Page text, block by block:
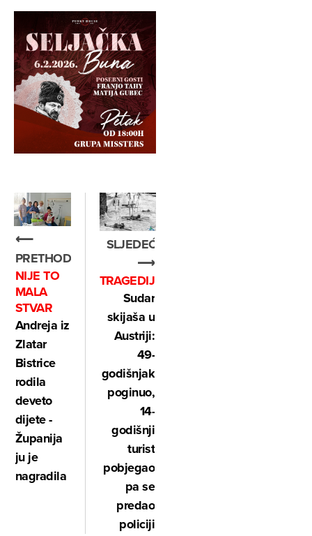
⟵
PRETHODNO
NIJE TO
MALA
STVAR
Andreja iz
Zlatar
Bistrice
rodila
deveto
dijete -
Županija
ju je
nagradila
SLJEDEĆE
⟶
TRAGEDIJE
Sudar
skijaša u
Austriji:
49-
godišnjak
poginuo,
14-
godišnji
turist
pobjegao
pa se
predao
policiji